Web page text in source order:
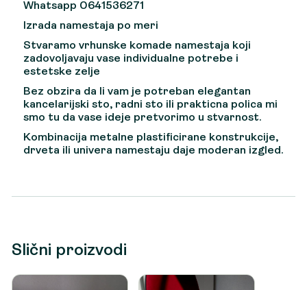
Whatsapp 0641536271
Izrada namestaja po meri
Stvaramo vrhunske komade namestaja koji
zadovoljavaju vase individualne potrebe i
estetske zelje
Bez obzira da li vam je potreban elegantan
kancelarijski sto, radni sto ili prakticna polica mi
smo tu da vase ideje pretvorimo u stvarnost.
Kombinacija metalne plastificirane konstrukcije,
drveta ili univera namestaju daje moderan izgled.
Slični proizvodi